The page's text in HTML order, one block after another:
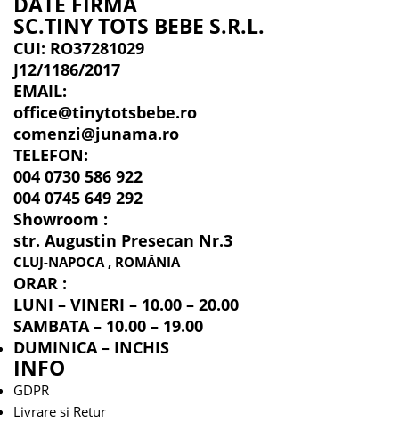
SC.TINY TOTS BEBE S.R.L.
CUI: RO37281029
J12/1186/2017
EMAIL:
office@tinytotsbebe.ro
comenzi@junama.ro
TELEFON:
004 0730 586 922
004 0745 649 292
Showroom :
str. Augustin Presecan Nr.3
CLUJ-NAPOCA , ROMÂNIA
ORAR :
LUNI – VINERI – 10.00 – 20.00
SAMBATA – 10.00 – 19.00
DUMINICA – INCHIS
INFO
GDPR
Livrare si Retur